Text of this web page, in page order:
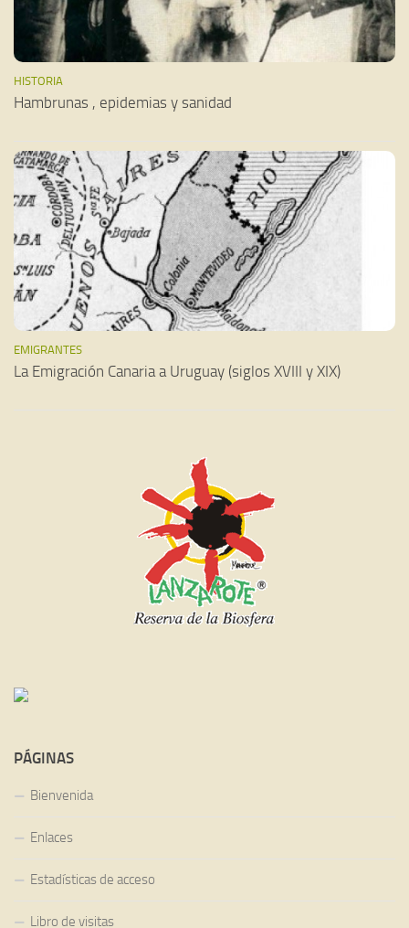
HISTORIA
Hambrunas , epidemias y sanidad
EMIGRANTES
La Emigración Canaria a Uruguay (siglos XVIII y XIX)
PÁGINAS
Bienvenida
Enlaces
Estadísticas de acceso
Libro de visitas